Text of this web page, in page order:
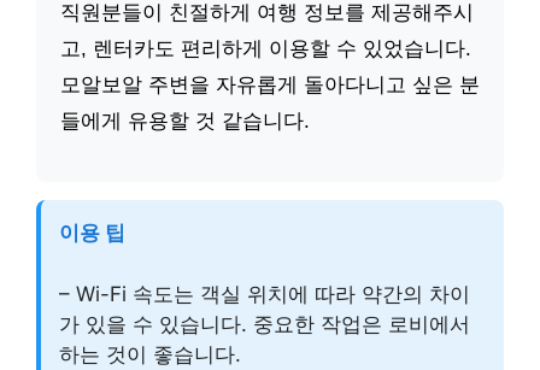
직원분들이 친절하게 여행 정보를 제공해주시
고, 렌터카도 편리하게 이용할 수 있었습니다.
모알보알 주변을 자유롭게 돌아다니고 싶은 분
들에게 유용할 것 같습니다.
이용 팁
– Wi-Fi 속도는 객실 위치에 따라 약간의 차이
가 있을 수 있습니다. 중요한 작업은 로비에서
하는 것이 좋습니다.